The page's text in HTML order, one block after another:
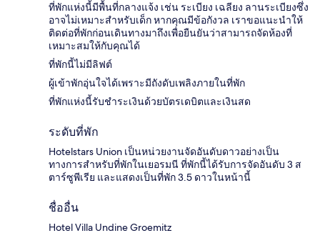
ที่พักแห่งนี้มีพื้นที่กลางแจ้ง เช่น ระเบียง เฉลียง ลานระเบียงซึ่ง
อาจไม่เหมาะสำหรับเด็ก หากคุณมีข้อกังวล เราขอแนะนำให้
ติดต่อที่พักก่อนเดินทางมาถึงเพื่อยืนยันว่าสามารถจัดห้องที่
เหมาะสมให้กับคุณได้
ที่พักนี้ไม่มีลิฟต์
ผู้เข้าพักอุ่นใจได้เพราะมีถังดับเพลิงภายในที่พัก
ที่พักแห่งนี้รับชำระเงินด้วยบัตรเดบิตและเงินสด
ระดับที่พัก
Hotelstars Union เป็นหน่วยงานจัดอันดับดาวอย่างเป็น
ทางการสำหรับที่พักในเยอรมนี ที่พักนี้ได้รับการจัดอันดับ 3 ส
ตาร์ซูพีเรีย และแสดงเป็นที่พัก 3.5 ดาวในหน้านี้
ชื่ออื่น
Hotel Villa Undine Groemitz